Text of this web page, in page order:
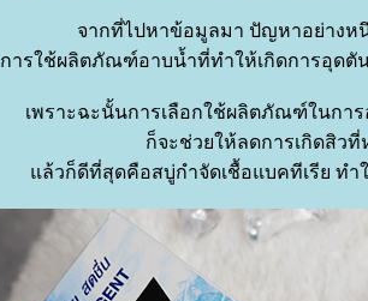
จากที่ไปหาข้อมูลมา ปัญหาอย่างห
การใช้ผลิตภัณฑ์อาบน้ำที่ทำให้เกิดการอุด
เพราะฉะนั้นการเลือกใช้ผลิตภัณฑ์ในกา
ก็จะช่วยให้ลดการเกิดสิว
ล้วก็ดีที่สุดคือสบู่กำจัดเชื้อแบคทีเรีย ท